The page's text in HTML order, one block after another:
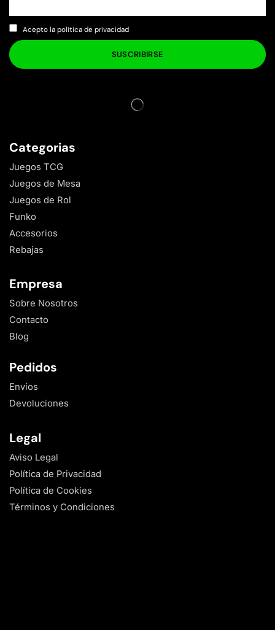
Acepto la política de privacidad
Categorias
Juegos TCG
Juegos de Mesa
Juegos de Rol
Funko
Accesorios
Rebajas
Empresa
Sobre Nosotros
Contacto
Blog
Pedidos
Envíos
Devoluciones
Legal
Aviso Legal
Política de Privacidad
Política de Cookies
Términos y Condiciones